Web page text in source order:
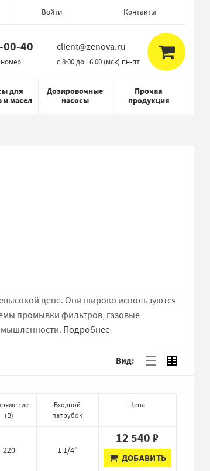
Войти Контакты
00-40 client@zenova.ru
c 8:00 до 16:00 (мск) пн-пт
для
и масел
Дозировочные
насосы
Прочая
продукция
цене. Они широко используются
промывки фильтров, газовые
Подробнее
Вид:
(В)
Входной
патрубок
Цена
220 1 1/4"
12 540 ₽
ДОБАВИТЬ